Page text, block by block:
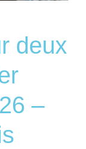
deux
–